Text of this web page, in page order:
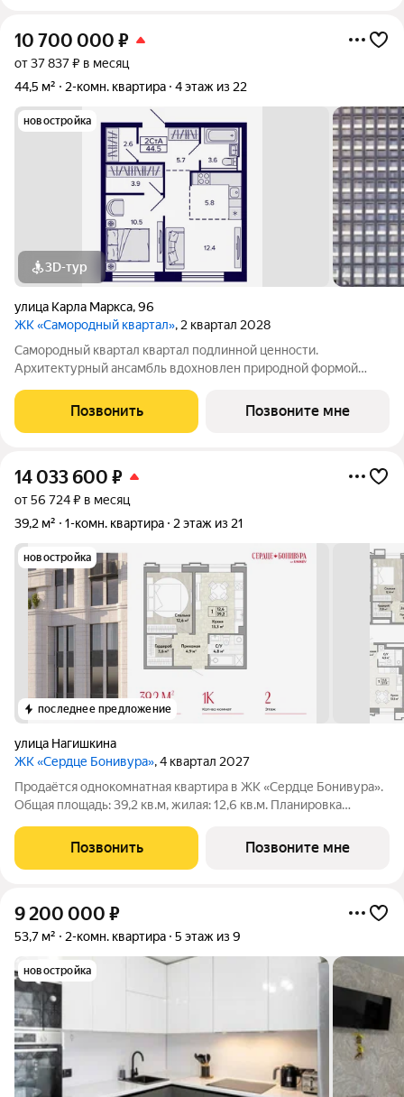
10 700 000 ₽
от 37 837 ₽ в месяц
44,5 м²
2-комн. квартира 4 этаж из 22
новостройка
3D-тур
улица Карла Маркса,96
ЖК «Самородный квартал», 2 квартал 2028
Самородный квартал квартал подлинной ценности.
Архитектурный ансамбль вдохновлен природной формой
геометрией фасадов. Внутренний двор и места общего
пользования также содержат стилистические
Позвонить Позвоните мне
14 033 600 ₽
от 56 724 ₽ в месяц
39,2 м²
1-комн. квартира 2 этаж из 21
новостройка
последнее предложение
улица Нагишкина
ЖК «Сердце Бонивура», 4 квартал 2027
Продаётся однокомнатная квартира в ЖК «Сердце Бонивура».
Общая площадь: 39,2 кв.м, жилая: 12,6 кв.м. Планировка
кв.м и гардеробную 3,6 кв.м. Санузел 4,8 кв.м. Все окна
выходят на одну сторону.
Позвонить Позвоните мне
9 200 000 ₽
53,7 м² 2-комн. квартира 5 этаж из 9
новостройка